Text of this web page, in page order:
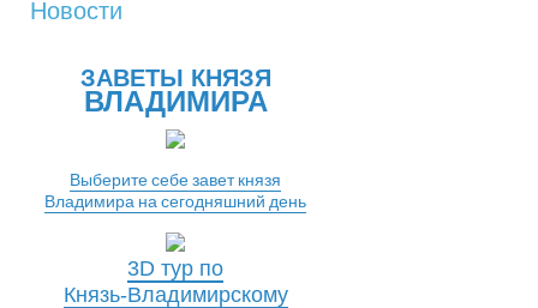
Новости
ЗАВЕТЫ КНЯЗЯ
ВЛАДИМИРА
Выберите себе завет князя
Владимира на сегодняшний день
3D тур по
Князь-Владимирскому